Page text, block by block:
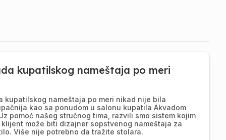
kupatilskog nameštaja po meri
kupatilskog nameštaja po meri nikad nije bila
kao sa ponudom u salonu kupatila Akvadom
pomoć našeg stručnog tima, razvili smo sistem kojim
klijent može biti dizajner sopstvenog nameštaja za
Više nije potrebno da tražite stolara.